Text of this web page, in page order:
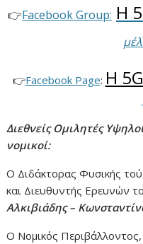
👉Facebook Group: Η
👉Facebook Page: Η
Διεθνείς Ομιλητές
νομικοί:
Ο Διδάκτορας Φυσικής
και Διευθυντής Ερευνών
Αλκιβιάδης –
Ο Νομικός